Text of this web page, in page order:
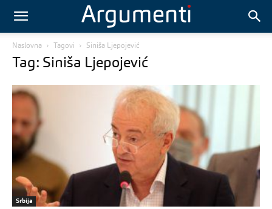
Naslovna Tagovi Siniša Ljepojević
Tag: Siniša Ljepojević
Srbija